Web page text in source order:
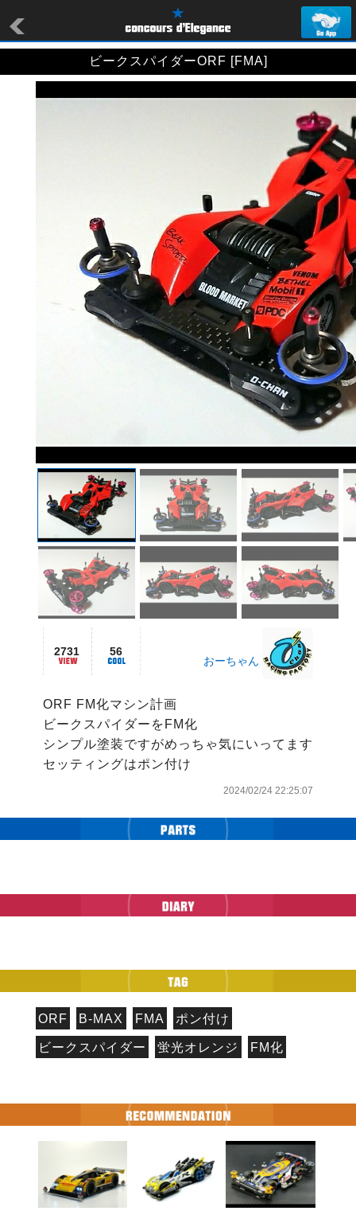
ビークスパイダーORF [FMA]
2731 56
おーちゃん
ORF FM化マシン計画
ビークスパイダーをFM化
シンプル塗装ですがめっちゃ気にいってます
セッティングはポン付け
2024/02/24 22:25:07
ORF B-MAX FMA ポン付け
ビークスパイダー 蛍光オレンジ FM化